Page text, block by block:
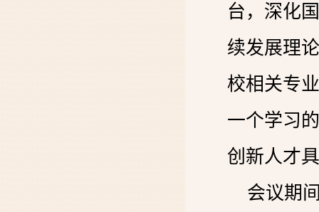
台，深化
续发展理
校相关专
一个学习
创新人才
会议期